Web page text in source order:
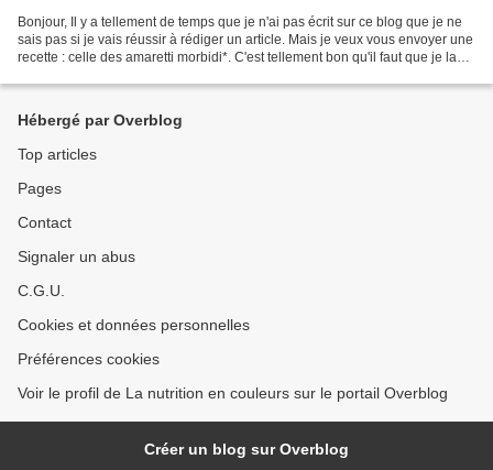
Bonjour, Il y a tellement de temps que je n'ai pas écrit sur ce blog que je ne
sais pas si je vais réussir à rédiger un article. Mais je veux vous envoyer une
recette : celle des amaretti morbidi*. C'est tellement bon qu'il faut que je la
Hébergé par Overblog
Top articles
Pages
Contact
Signaler un abus
C.G.U.
Cookies et données personnelles
Préférences cookies
Voir le profil de La nutrition en couleurs sur le portail Overblog
Créer un blog sur Overblog